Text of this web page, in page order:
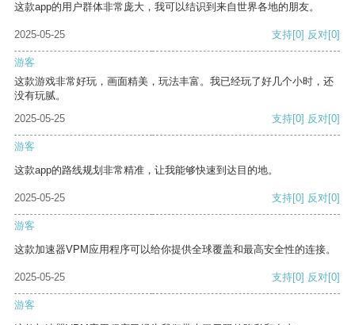
这款app的用户群体非常庞大，我可以结识到来自世界各地的朋友。
2025-05-25 支持[0] 反对[0]
游客
这款游戏非常好玩，画面精美，玩法丰富。我已经玩了好几个小时，还
没有玩腻。
2025-05-25
支持[0] 反对[0]
游客
这款app的路线规划非常精准，让我能够快速到达目的地。
2025-05-25 支持[0] 反对[0]
游客
这款加速器VPM应用程序可以给你提供全球覆盖和最高安全性的连接。
2025-05-25 支持[0] 反对[0]
游客